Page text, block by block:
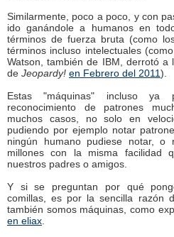
Similarmente, poco a poco, y con
ido ganándole a humanos en
términos de fuerza bruta (como
términos incluso intelectuales
Watson, también de IBM, derrotó a
de Jeopardy! en Febrero del 2011).
Estas "máquinas" incluso ya
reconocimiento de patrones
muchos casos, no solo en
pudiendo por ejemplo notar
ningún humano pudiese notar, o
millones con la misma facilidad
nuestros padres o amigos.
Y si se preguntan por qué
comillas, es por la sencilla razón
también somos máquinas, como
en eliax